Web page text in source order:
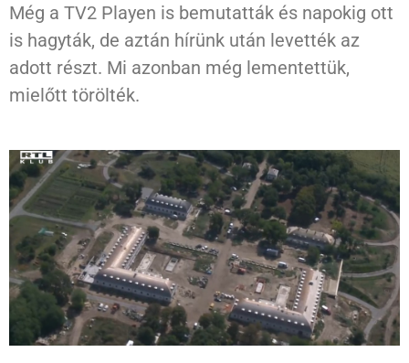
Még a TV2 Playen is bemutatták és napokig ott
is hagyták, de aztán hírünk után levették az
adott részt. Mi azonban még lementettük,
mielőtt törölték.